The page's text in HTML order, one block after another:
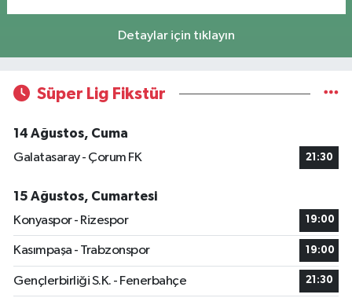
Detaylar için tıklayın
Süper Lig Fikstür
14 Ağustos, Cuma
Galatasaray - Çorum FK
21:30
15 Ağustos, Cumartesi
Konyaspor - Rizespor
19:00
Kasımpaşa - Trabzonspor 19:00
Gençlerbirliği S.K. - Fenerbahçe 21:30